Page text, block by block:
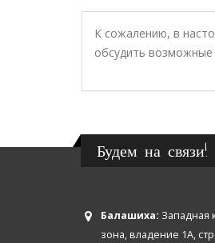
К сожалению, в
обсудить возможные
Будем на связи!
Балашиха: Западная
зона, владение 1А,